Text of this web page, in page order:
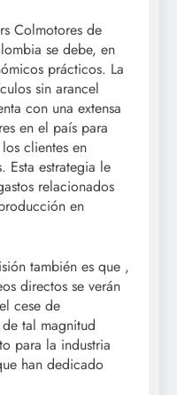
Colmotores de
se debe, en
prácticos. La
sin arancel
con una extensa
en el país para
clientes en
Esta estrategia le
relacionados
en
también es que ,
directos se verán
cese de
tal magnitud
para la industria
han dedicado